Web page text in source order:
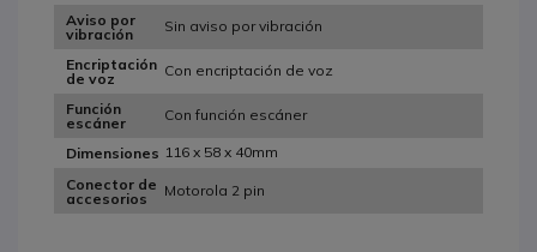
Aviso por
vibración
Sin aviso por vibración
Encriptación
de voz
Con encriptación de voz
Función
escáner
Con función escáner
Dimensiones 116 x 58 x 40mm
Conector de
accesorios
Motorola 2 pin